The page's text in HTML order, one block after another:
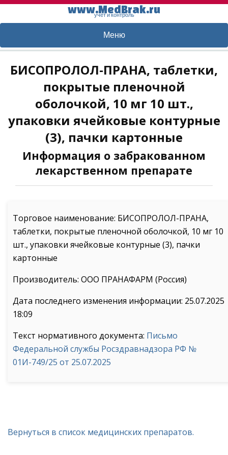
www.MedBrak.ru
учет и контроль
Меню
БИСОПРОЛОЛ-ПРАНА, таблетки,
покрытые пленочной
оболочкой, 10 мг 10 шт.,
упаковки ячейковые контурные
(3), пачки картонные
Информация о забракованном
лекарственном препарате
Торговое наименование: БИСОПРОЛОЛ-ПРАНА,
таблетки, покрытые пленочной оболочкой, 10 мг 10
шт., упаковки ячейковые контурные (3), пачки
картонные
Производитель: ООО ПРАНАФАРМ (Россия)
Дата последнего изменения информации: 25.07.2025
18:09
Текст нормативного документа: Письмо
Федеральной службы Росздравнадзора РФ №
01И-749/25 от 25.07.2025
Вернуться в список медицинских препаратов.